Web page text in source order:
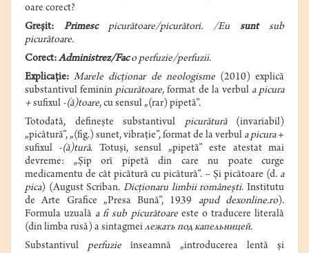
oare corect?
Greșit:
Primescpicurătoare/picurători. /Eu suntsub
picurătoare.
Corect:Administrez/Faco perfuzie/perfuzii.
Explicaţie: Marele dicționar de neologisme(2010) explică
substantivul femininpicurătoare, format de la verbul a picura
+sufixul -(ă)toare, cu sensul „(rar) pipetă”.
Totodată, definește substantivul picurătură(invariabil)
„picătură”, „(fig.) sunet, vibrație”, format de la verbul a picura+
sufixul -(ă)tură. Totuși, sensul „pipetă” este atestat mai
devreme: „Șip orĭ pipetă din care nu poate curge
medicamentu de cât picătură cu picătură”. – Și picătoare (d. a
pica) (August Scriban. Dicționaru limbii românești. Institutu
de Arte Grafice „Presa Bună”, 1939 apud dexonline.ro).
Formula uzuală a fi sub picurătoareeste o traducere literală
(din limba rusă) a sintagmeiлежать под капельницей.
Substantivul perfuzie înseamnă „introducerea lentă și